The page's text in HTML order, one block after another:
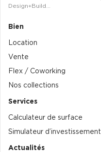
Design+Build…
Bien
Location
Vente
Flex / Coworking
Nos collections
Services
Calculateur de surface
Simulateur d’investissement
Actualités